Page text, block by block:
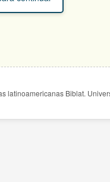
latinoamericanas Biblat.